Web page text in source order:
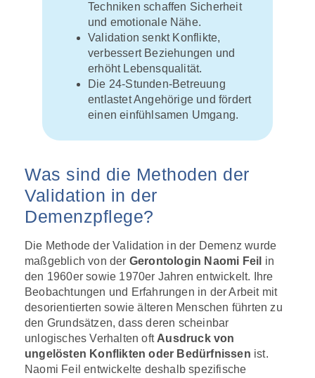
Techniken schaffen Sicherheit
und emotionale Nähe.
Validation senkt Konflikte,
verbessert Beziehungen und
erhöht Lebensqualität.
Die 24-Stunden-Betreuung
entlastet Angehörige und fördert
einen einfühlsamen Umgang.
Was sind die Methoden der
Validation in der
Demenzpflege?
Die Methode der Validation in der Demenz wurde
maßgeblich von der Gerontologin Naomi Feil in
den 1960er sowie 1970er Jahren entwickelt. Ihre
Beobachtungen und Erfahrungen in der Arbeit mit
desorientierten sowie älteren Menschen führten zu
den Grundsätzen, dass deren scheinbar
unlogisches Verhalten oft Ausdruck von
ungelösten Konflikten oder Bedürfnissen ist.
Naomi Feil entwickelte deshalb spezifische